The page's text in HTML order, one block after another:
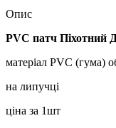
Опис
PVC патч Піхотний
матеріал PVC (гума)
на липучці
ціна за 1шт